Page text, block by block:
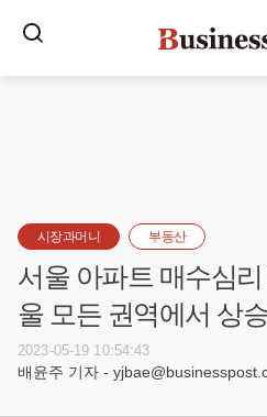
시장과머니 부동산
서울 아파트 매수심
울 모든 권역에서 상승
2023-05-19 10:54:43
배윤주 기자 -